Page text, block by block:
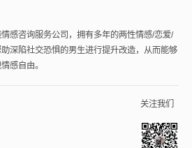
感咨询服务公司，拥有多年的两性情感/恋爱/
深陷社交恐惧的男生进行提升改造，从而能够
感自由。
关注我们